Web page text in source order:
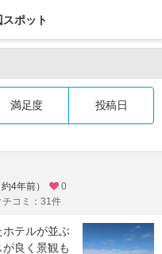
スポット
満足度 投稿日
4年前）
0
チコミ：31件
テルが並ぶ
良く景観も